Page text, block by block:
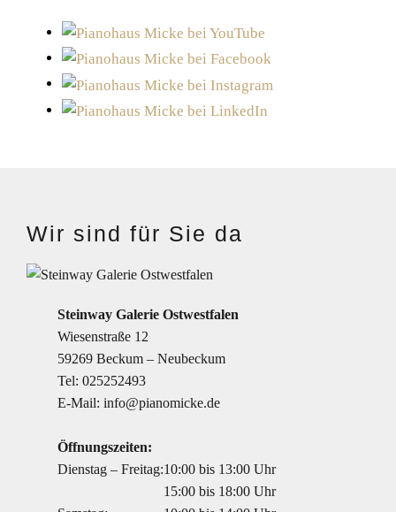
Wir sind für Sie da
Steinway Galerie Ostwestfalen
Wiesenstraße 12
59269 Beckum – Neubeckum
Tel: 025252493
E-Mail: info@pianomicke.de
Öffnungszeiten:
Dienstag – Freitag:10:00 bis 13:00 Uhr
15:00 bis 18:00 Uhr